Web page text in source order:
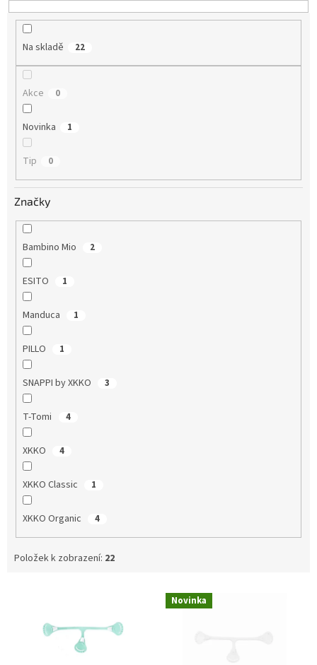
u
Na skladě 22
Akce 0
Novinka 1
Tip 0
Značky
Bambino Mio 2
ESITO 1
Manduca 1
PILLO 1
SNAPPI by XKKO 3
T-Tomi 4
XKKO 4
XKKO Classic 1
XKKO Organic 4
Položek k zobrazení: 22
Novinka